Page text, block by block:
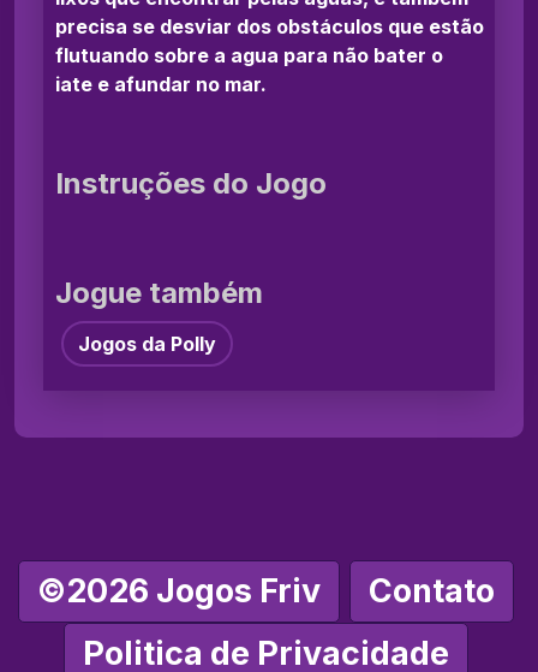
precisa se desviar dos obstáculos que estão
flutuando sobre a agua para não bater o
iate e afundar no mar.
Instruções do Jogo
Jogue também
Jogos da Polly
©2026 Jogos Friv
Contato
Politica de Privacidade